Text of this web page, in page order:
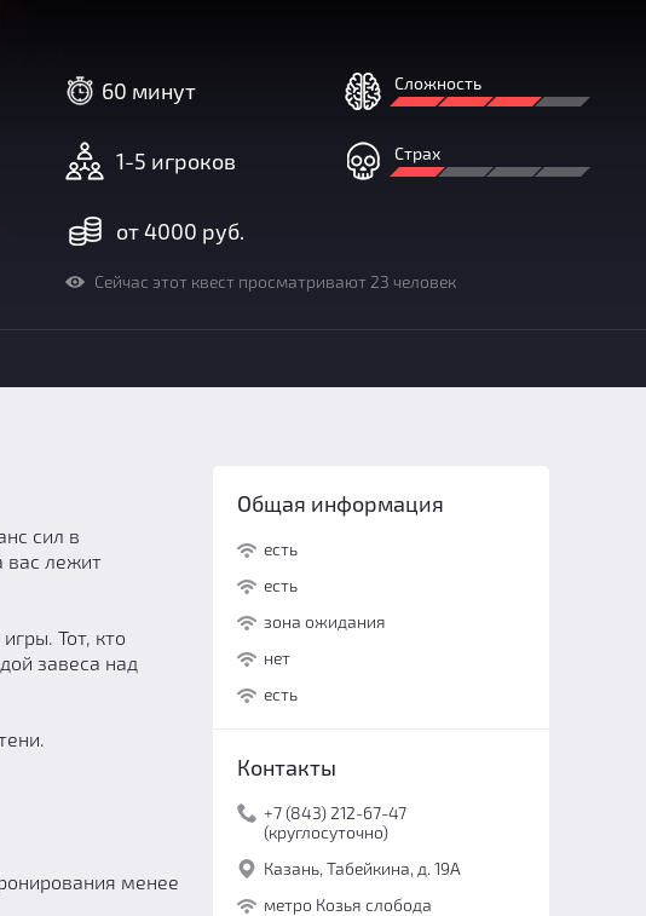
60 минут
1-5 игроков
от 4000 руб.
Сложность
Страх
Сейчас этот квест просматривают 23 человек
сил в
вас лежит
Тот, кто
завеса над
менее
Общая информация
есть
есть
зона ожидания
нет
есть
Контакты
+7 (843) 212-67-47
(круглосуточно)
Казань, Табейкина, д. 19А
метро Козья слобода